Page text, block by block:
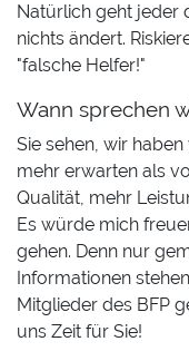
Natürlich geht jeder
nichts ändert.
"falsche Helfer!"
Wann sprechen
Sie sehen, wir
mehr erwarten als
Qualität, mehr
Es würde mich
gehen. Denn nur
Informationen
Mitglieder des BFP
uns Zeit für Sie!